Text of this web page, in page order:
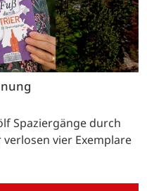
Spaziergänge durch
vier Exemplare